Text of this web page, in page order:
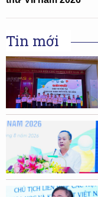
Tin mới